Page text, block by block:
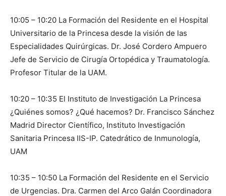
10:05 – 10:20 La Formación del Residente en el Hospital
Universitario de la Princesa desde la visión de las
Especialidades Quirúrgicas. Dr. José Cordero Ampuero
Jefe de Servicio de Cirugía Ortopédica y Traumatología.
Profesor Titular de la UAM.
10:20 – 10:35 El Instituto de Investigación La Princesa
¿Quiénes somos? ¿Qué hacemos? Dr. Francisco Sánchez
Madrid Director Científico, Instituto Investigación
Sanitaria Princesa IIS-IP. Catedrático de Inmunología,
UAM
10:35 – 10:50 La Formación del Residente en el Servicio
de Urgencias. Dra. Carmen del Arco Galán Coordinadora